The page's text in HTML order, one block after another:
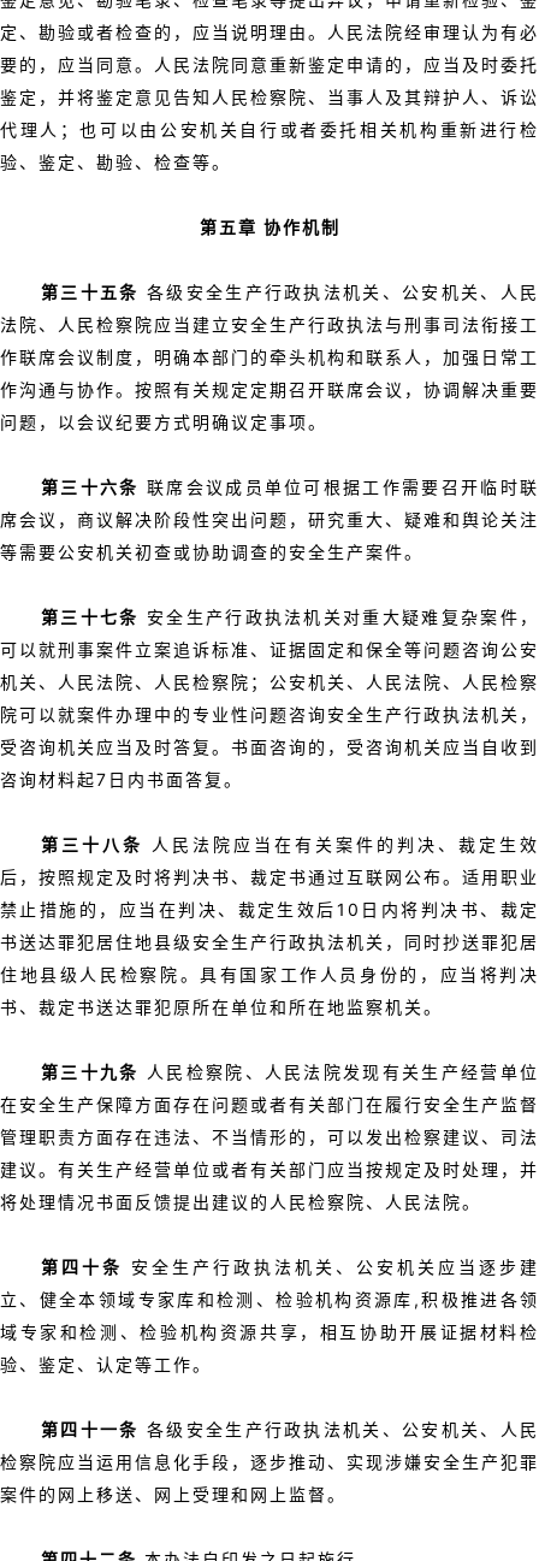
定、勘验或者检查的，应当说明理由。人民法院经审理认为有必
要的，应当同意。人民法院同意重新鉴定申请的，应当及时委托
鉴定，并将鉴定意见告知人民检察院、当事人及其辩护人、诉讼
代理人；也可以由公安机关自行或者委托相关机构重新进行检
验、鉴定、勘验、检查等。
第五章 协作机制
第三十五条 各级安全生产行政执法机关、公安机关、人民
法院、人民检察院应当建立安全生产行政执法与刑事司法衔接工
作联席会议制度，明确本部门的牵头机构和联系人，加强日常工
作沟通与协作。按照有关规定定期召开联席会议，协调解决重要
问题，以会议纪要方式明确议定事项。
第三十六条 联席会议成员单位可根据工作需要召开临时联
席会议，商议解决阶段性突出问题，研究重大、疑难和舆论关注
等需要公安机关初查或协助调查的安全生产案件。
第三十七条 安全生产行政执法机关对重大疑难复杂案件，
可以就刑事案件立案追诉标准、证据固定和保全等问题咨询公安
机关、人民法院、人民检察院；公安机关、人民法院、人民检察
院可以就案件办理中的专业性问题咨询安全生产行政执法机关，
受咨询机关应当及时答复。书面咨询的，受咨询机关应当自收到
咨询材料起7日内书面答复。
第三十八条
人民法院应当在有关案件的判决、裁定生效
后，按照规定及时将判决书、裁定书通过互联网公布。适用职业
禁止措施的，应当在判决、裁定生效后10日内将判决书、裁定
书送达罪犯居住地县级安全生产行政执法机关，同时抄送罪犯居
住地县级人民检察院。具有国家工作人员身份的，应当将判决
书、裁定书送达罪犯原所在单位和所在地监察机关。
第三十九条
人民检察院、人民法院发现有关生产经营单位
在安全生产保障方面存在问题或者有关部门在履行安全生产监督
管理职责方面存在违法、不当情形的，可以发出检察建议、司法
建议。有关生产经营单位或者有关部门应当按规定及时处理，并
将处理情况书面反馈提出建议的人民检察院、人民法院。
第四十条
安全生产行政执法机关、公安机关应当逐步建
立、健全本领域专家库和检测、检验机构资源库,积极推进各领
域专家和检测、检验机构资源共享，相互协助开展证据材料检
验、鉴定、认定等工作。
第四十一条 各级安全生产行政执法机关、公安机关、人民
检察院应当运用信息化手段，逐步推动、实现涉嫌安全生产犯罪
案件的网上移送、网上受理和网上监督。